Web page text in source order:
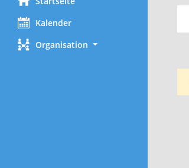
Kalender
Organisation